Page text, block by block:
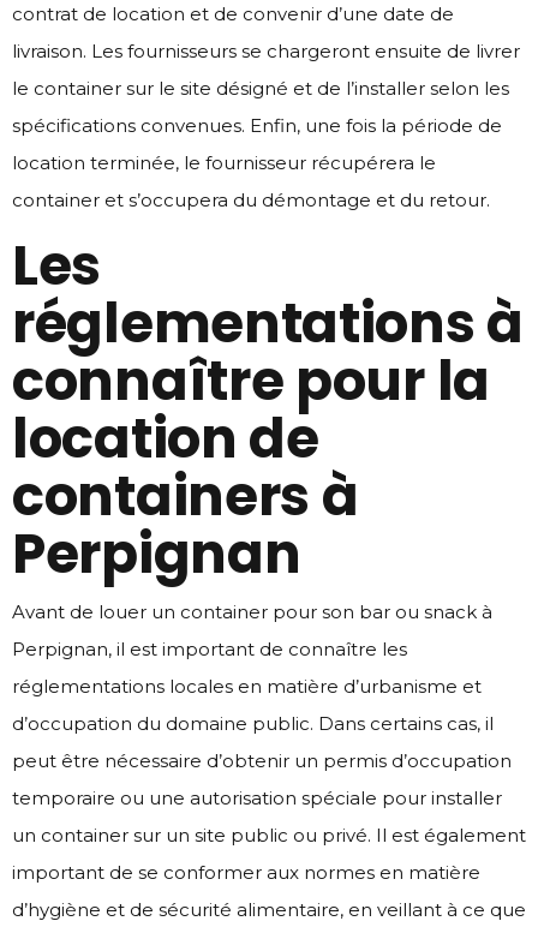
contrat de location et de convenir d’une date de
livraison. Les fournisseurs se chargeront ensuite de livrer
le container sur le site désigné et de l’installer selon les
spécifications convenues. Enfin, une fois la période de
location terminée, le fournisseur récupérera le
container et s’occupera du démontage et du retour.
Les
réglementations à
connaître pour la
location de
containers à
Perpignan
Avant de louer un container pour son bar ou snack à
Perpignan, il est important de connaître les
réglementations locales en matière d’urbanisme et
d’occupation du domaine public. Dans certains cas, il
peut être nécessaire d’obtenir un permis d’occupation
temporaire ou une autorisation spéciale pour installer
un container sur un site public ou privé. Il est également
important de se conformer aux normes en matière
d’hygiène et de sécurité alimentaire, en veillant à ce que